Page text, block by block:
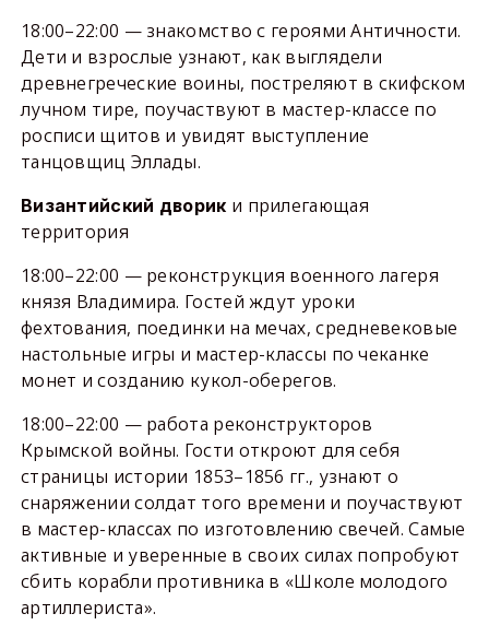
18:00–22:00 — знакомство с героями Античности.
Дети и взрослые узнают, как выглядели
древнегреческие воины, постреляют в скифском
лучном тире, поучаствуют в мастер-классе по
росписи щитов и увидят выступление
танцовщиц Эллады.
Византийский дворик и прилегающая
территория
18:00–22:00 — реконструкция военного лагеря
князя Владимира. Гостей ждут уроки
фехтования, поединки на мечах, средневековые
настольные игры и мастер-классы по чеканке
монет и созданию кукол-оберегов.
18:00–22:00 — работа реконструкторов
Крымской войны. Гости откроют для себя
страницы истории 1853–1856 гг., узнают о
снаряжении солдат того времени и поучаствуют
в мастер-классах по изготовлению свечей. Самые
активные и уверенные в своих силах попробуют
сбить корабли противника в «Школе молодого
артиллериста».